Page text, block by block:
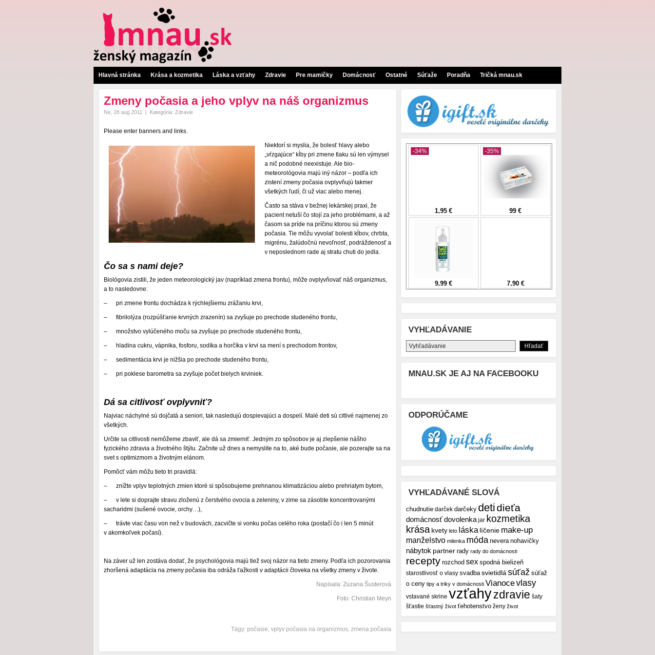
Hlavná stránka Krása a kozmetika Láska a vzťahy Zdravie Pre mamičky Domácnosť Ostatné Súťaže Poradňa Tričká mnau.sk
Zmeny počasia a jeho vplyv na náš organizmus
Ne, 28 aug 2011 | Kategória: Zdravie
Please enter banners and links.
Niektorí si myslia, že bolesť hlavy alebo
„vŕzgajúce“ kĺby pri zmene tlaku sú len výmysel
a nič podobné neexistuje. Ale bio-
meteorológovia majú iný názor – podľa ich
zistení zmeny počasia ovplyvňujú takmer
všetkých ľudí, či už viac alebo menej.
Často sa stáva v bežnej lekárskej praxi, že
pacient netuší čo stojí za jeho problémami, a až
časom sa príde na príčinu ktorou sú zmeny
počasia. Tie môžu vyvolať bolesti kĺbov, chrbta,
migrénu, žalúdočnú nevoľnosť, podráždenosť a
v neposlednom rade aj stratu chuti do jedla.
Čo sa s nami deje?
Biológovia zistili, že jeden meteorologický jav (napríklad zmena frontu), môže ovplyvňovať náš organizmus,
a to nasledovne:
– pri zmene frontu dochádza k rýchlejšiemu zrážaniu krvi,
– fibrilolýza (rozpúšťanie krvných zrazenín) sa zvyšuje po prechode studeného frontu,
– množstvo vylúčeného moču sa zvyšuje po prechode studeného frontu,
– hladina cukru, vápnika, fosforu, sodíka a horčíka v krvi sa mení s prechodom frontov,
– sedimentácia krvi je nižšia po prechode studeného frontu,
– pri poklese barometra sa zvyšuje počet bielych krviniek.
Dá sa citlivosť ovplyvniť?
Najviac náchylné sú dojčatá a seniori, tak nasledujú dospievajúci a dospelí. Malé deti sú citlivé najmenej zo
všetkých.
Určite sa citlivosti nemôžeme zbaviť, ale dá sa zmierniť. Jedným zo spôsobov je aj zlepšenie nášho
fyzického zdravia a životného štýlu. Začnite už dnes a nemyslite na to, aké bude počasie, ale pozerajte sa na
svet s optimizmom a životným elánom.
Pomôcť vám môžu tieto tri pravidlá:
– znížte vplyv teplotných zmien ktoré si spôsobujeme prehnanou klimatizáciou alebo prehriatym bytom,
– v lete si doprajte stravu zloženú z čerstvého ovocia a zeleniny, v zime sa zásobte koncentrovanými
sacharidmi (sušené ovocie, orchy…),
– trávte viac času von než v budovách, zacvičte si vonku počas celého roka (postačí čo i len 5 minút
v akomkoľvek počasí).
Na záver už len zostáva dodať, že psychológovia majú tiež svoj názor na tieto zmeny. Podľa ich pozorovania
zhoršená adaptácia na zmeny počasia iba odráža ťažkosti v adaptácii človeka na všetky zmeny v živote.
Napísala: Zuzana Šusterová
Foto: Christian Meyn
Tágy: počasie, vplyv počasia na organizmus, zmena počasia
VYHĽADÁVANIE
MNAU.SK JE AJ NA FACEBOOKU
ODPORÚČAME
VYHĽADÁVANÉ SLOVÁ
chudnutie darček darčeky detidieťa
domácnosťdovolenka jar kozmetika
krása kvety leto láska líčenie make-up
manželstvo milenka móda nevera nohavičky
nábytok partner rady rady do domácnosti
recepty rozchod sex spodná bielizeň
starostlivosť o vlasy svadba svietidlá súťaž súťaž
o ceny tipy a triky v domácnosti Vianocevlasy
vstavané skrine vzťahyzdravie šaty
šťastie šťastný život ťehotenstvo ženy život